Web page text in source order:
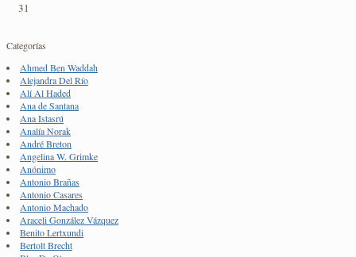
31
Categorías
Ahmed Ben Waddah
Alejandra Del Río
Alí Al Haded
Ana de Santana
Ana Istasrú
Analía Norak
André Breton
Angelina W. Grimke
Anónimo
Antonio Brañas
Antonio Casares
Antonio Machado
Araceli González Vázquez
Benito Lertxundi
Bertolt Brecht